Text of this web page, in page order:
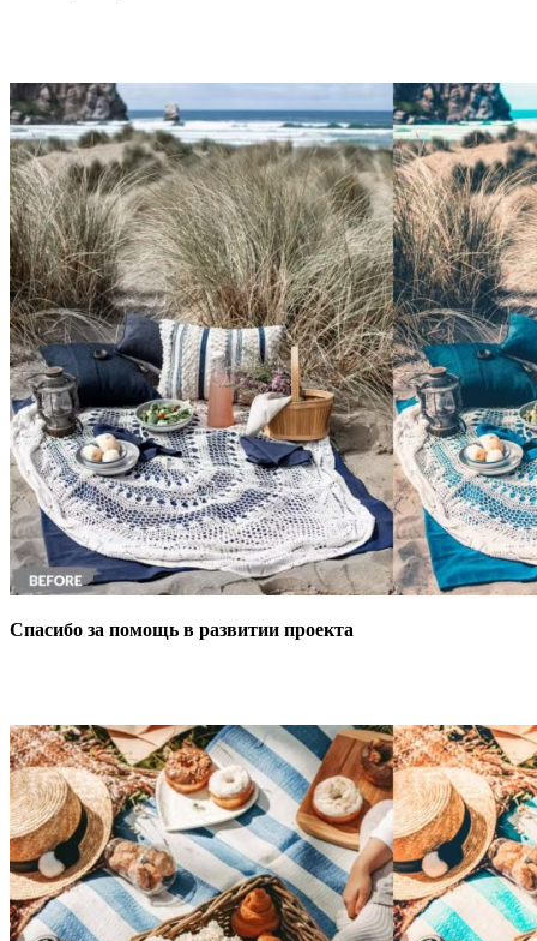
Спасибо за помощь в развитии проекта